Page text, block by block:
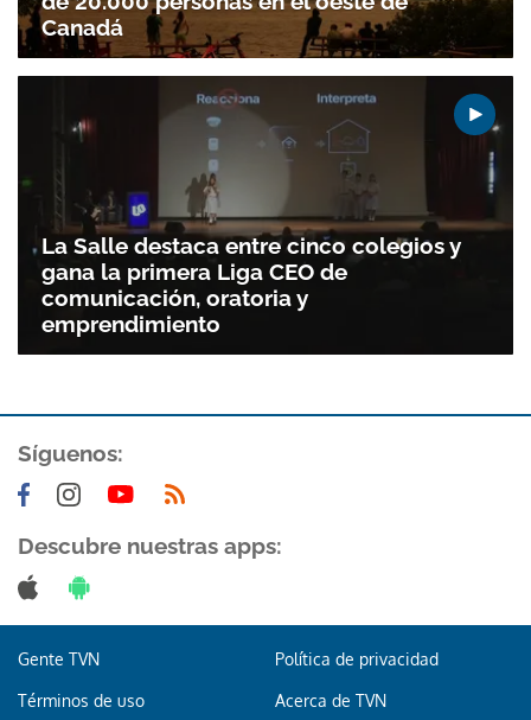
Canadá
La Salle destaca entre cinco colegios y
gana la primera Liga CEO de
comunicación, oratoria y
emprendimiento
Síguenos:
Descubre nuestras apps:
Gente TVN Política de privacidad
Términos de uso Acerca de TVN